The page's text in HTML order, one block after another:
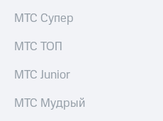
выкупа
акций
Дивиденды
Рынок
Еврооблигации-2023
МТС Супер
МТС ТОП
МТС Junior
МТС Мудрый